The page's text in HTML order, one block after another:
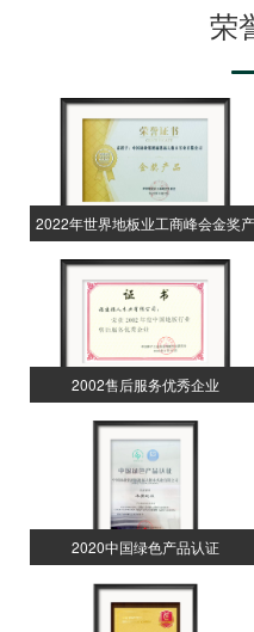
荣
2022年世界地板业工商峰会金奖产
品
2002售后服务优秀企业
2020中国绿色产品认证